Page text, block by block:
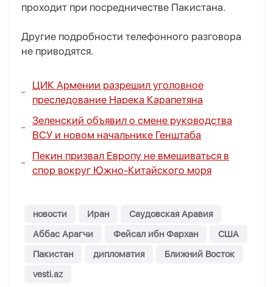
проходит при посредничестве Пакистана.
Другие подробности телефонного разговора
не приводятся.
ЦИК Армении разрешил уголовное
преследование Нарека Карапетяна
Зеленский объявил о смене руководства
ВСУ и новом начальнике Генштаба
Пекин призвал Европу не вмешиваться в
спор вокруг Южно-Китайского моря
новости Иран
Саудовская Аравия
Аббас Арагчи
Фейсал ибн Фархан
США
Пакистан
дипломатия
Ближний Восток
vesti.az